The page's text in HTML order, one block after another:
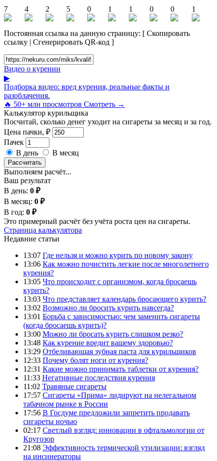
7 4 2 5 0 1 1 0 0 1
Постоянная ссылка на данную страницу: [ Скопировать
ссылку | Сгенерировать QR-код ]
Видео о курении
▶
Подборка видео: вред курения, реальные факты и
разоблачения.
🔥 50+ млн просмотров Смотреть →
Калькулятор курильщика
Посчитай, сколько денег уходит на сигареты за месяц и за год.
Цена пачки, ₽
Пачек
В день
В месяц
Рассчитать
Выполняем расчёт...
Ваш результат
В день: 0 ₽
В месяц: 0 ₽
В год: 0 ₽
Это примерный расчёт без учёта роста цен на сигареты.
Страница калькулятора
Недавние статьи
13:07 Где нельзя и можно курить по новому закону
13:06 Как можно почистить легкие после многолетнего
курения?
13:05 Что происходит с организмом, когда бросаешь
курить?
13:03 Что представляет календарь бросающего курить?
13:02 Возможно ли бросить курить навсегда?
13:01 Борьба с зависимостью: чем заменить сигареты
(когда бросаешь курить)?
13:00 Можно ли бросать курить слишком резко?
13:48 Как курение вредит вашему здоровью?
13:29 Отбеливающая зубная паста для курильщиков
12:33 Почему болят ноги от курения?
12:31 Какие можно принимать таблетки от курения?
11:33 Негативные последствия курения
11:02 Травяные сигареты
17:57 Сигареты «Прима» лидируют на нелегальном
табачном рынке в России
17:56 В Госдуме предложили запретить продавать
сигареты ночью
02:17 Светлый взгляд: инновации в офтальмологии от
Кругозор
21:08 Эффективность термической утилизации: взгляд
на инсинераторы